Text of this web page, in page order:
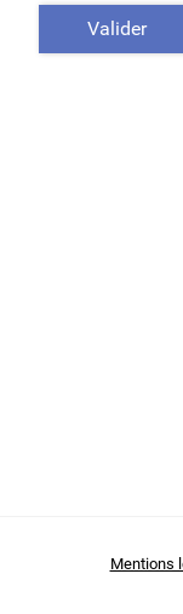
Moderniser,
Valider
Mentions